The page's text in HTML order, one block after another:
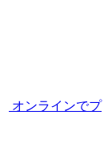
オンラインでプ